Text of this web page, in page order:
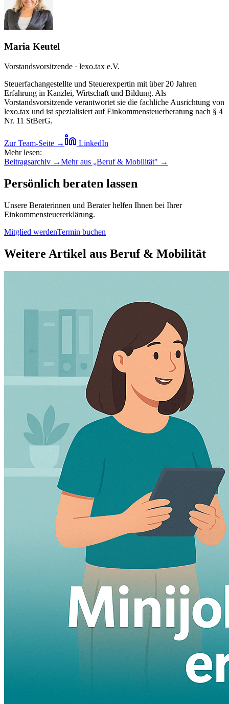
Maria Keutel
Vorstandsvorsitzende · lexo.tax e.V.
Steuerfachangestellte und Steuerexpertin mit über 20 Jahren
Erfahrung in Kanzlei, Wirtschaft und Bildung. Als
Vorstandsvorsitzende verantwortet sie die fachliche Ausrichtung von
lexo.tax und ist spezialisiert auf Einkommensteuerberatung nach § 4
Nr. 11 StBerG.
Zur Team-Seite →
LinkedIn
Mehr lesen:
Beitragsarchiv →Mehr aus „Beruf & Mobilität" →
Persönlich beraten lassen
Unsere Beraterinnen und Berater helfen Ihnen bei Ihrer
Einkommensteuererklärung.
Mitglied werdenTermin buchen
Weitere Artikel aus Beruf & Mobilität